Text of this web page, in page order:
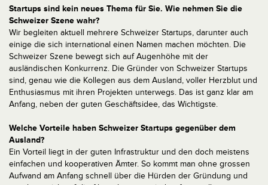
Startups sind kein neues Thema für Sie. Wie nehmen Sie die
Schweizer Szene wahr?
Wir begleiten aktuell mehrere Schweizer Startups, darunter auch
einige die sich international einen Namen machen möchten. Die
Schweizer Szene bewegt sich auf Augenhöhe mit der
ausländischen Konkurrenz. Die Gründer von Schweizer Startups
sind, genau wie die Kollegen aus dem Ausland, voller Herzblut und
Enthusiasmus mit ihren Projekten unterwegs. Das ist ganz klar am
Anfang, neben der guten Geschäftsidee, das Wichtigste.
Welche Vorteile haben Schweizer Startups gegenüber dem
Ausland?
Ein Vorteil liegt in der guten Infrastruktur und den doch meistens
einfachen und kooperativen Ämter. So kommt man ohne grossen
Aufwand am Anfang schnell über die Hürden der Gründung und